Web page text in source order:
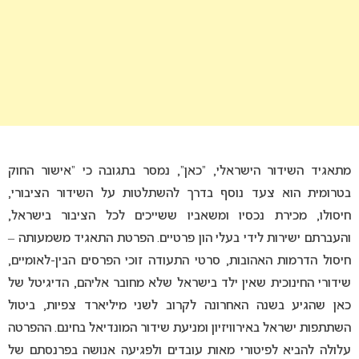
מתאגיד השידור הישראלי, “כאן”, נמסר בתגובה כי “אישור החוק
בטרומית הוא צעד נוסף בדרך להשתלטות על השידור הציבורי,
חיסולו, מכירת נכסיו ומשאביו ששייכים לכל הציבור בישראל,
והעברתם ישירות לידי בעלי הון פרטיים. הפרטת התאגיד משמעותה –
חיסול הדרמות האהובות, סרטי התעודה זוכי הפרסים הבין-לאומיים,
שידורי החינוכית שאין ילד בישראל שלא מחובר אליהם, הדיגיטל של
כאן שהגיע בשנה האחרונה לקרוב לשני מיליארד צפיות, ביטול
השתתפות ישראל באירוויזיון ומניעת שידור המונדיאל בחינם. ההפרטה
עלולה להביא לפיטורי מאות עובדים ולפגיעה אנושה בפרנסתם של